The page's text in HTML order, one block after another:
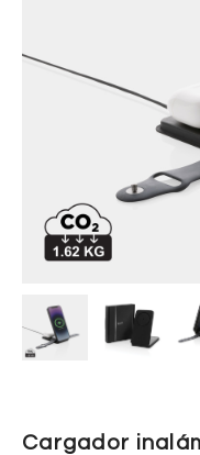
Cargador